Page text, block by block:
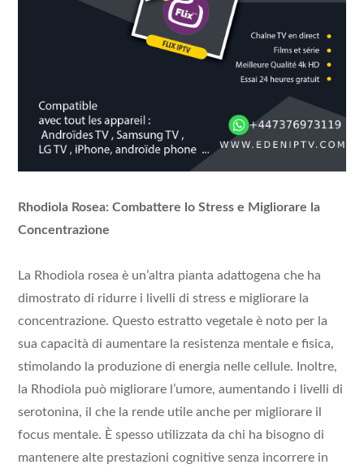
Rhodiola Rosea: Combattere lo Stress e Migliorare la
Concentrazione
La Rhodiola rosea è un’altra pianta adattogena che ha
dimostrato di ridurre i livelli di stress e migliorare la
concentrazione. Questo estratto vegetale è noto per la
sua capacità di aumentare la resistenza mentale e fisica,
stimolando la produzione di energia nelle cellule. Inoltre,
la Rhodiola può migliorare l’umore, aumentando i livelli di
serotonina, il che la rende utile anche per migliorare il
focus mentale. È spesso utilizzata da chi ha bisogno di
mantenere alte prestazioni cognitive senza incorrere in